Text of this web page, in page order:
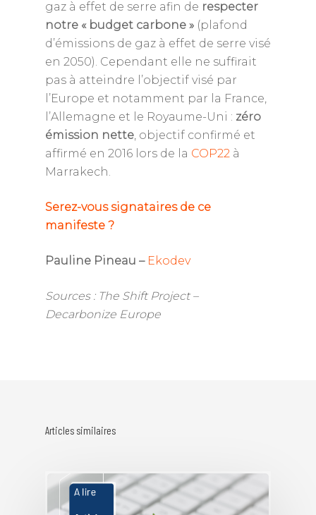
gaz à effet de serre afin de respecter
notre « budget carbone » (plafond
d’émissions de gaz à effet de serre visé
en 2050). Cependant elle ne suffirait
pas à atteindre l’objectif visé par
l’Europe et notamment par la France,
l’Allemagne et le Royaume-Uni : zéro
émission nette, objectif confirmé et
affirmé en 2016 lors de la COP22 à
Marrakech.
Serez-vous signataires de ce
manifeste ?
Pauline Pineau – Ekodev
Sources : The Shift Project –
Decarbonize Europe
Articles similaires